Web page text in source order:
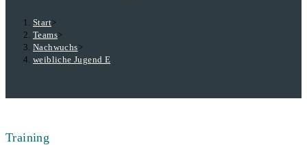
Start>
Teams>
Nachwuchs>
weibliche Jugend E
Training